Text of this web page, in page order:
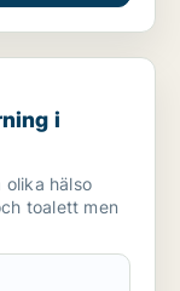
i
hälso
toalett men